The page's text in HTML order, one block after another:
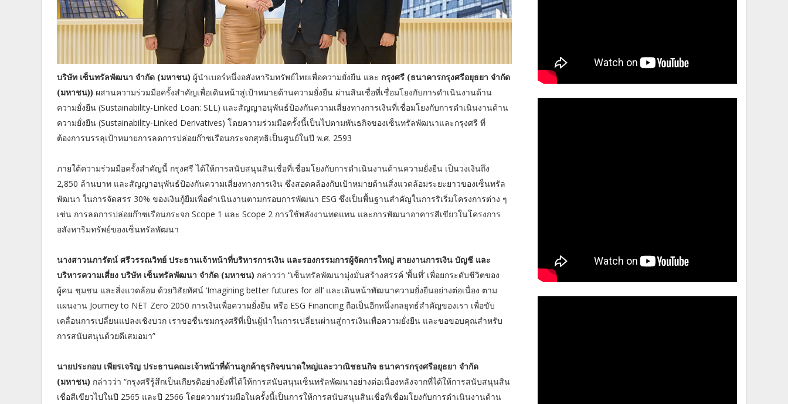
บริษัท เซ็นทรัลพัฒนา จำกัด (มหาชน) ผู้นำเบอร์หนึ่งอสังหาริมทรัพย์ไทยเพื่อความยั่งยืน และ กรุงศรี (ธนาคารกรุงศรีอยุธยา จำกัด
(มหาชน)) ผสานความร่วมมือครั้งสำคัญเพื่อเดินหน้าสู่เป้าหมายด้านความยั่งยืน ผ่านสินเชื่อที่เชื่อมโยงกับการดำเนินงานด้าน
ความยั่งยืน (Sustainability-Linked Loan: SLL) และสัญญาอนุพันธ์ป้องกันความเสี่ยงทางการเงินที่เชื่อมโยงกับการดำเนินงานด้าน
ความยั่งยืน (Sustainability-Linked Derivatives) โดยความร่วมมือครั้งนี้เป็นไปตามพันธกิจของเซ็นทรัลพัฒนาและกรุงศรี ที่
ต้องการบรรลุเป้าหมายการลดการปล่อยก๊าซเรือนกระจกสุทธิเป็นศูนย์ในปี พ.ศ. 2593
ภายใต้ความร่วมมือครั้งสำคัญนี้ กรุงศรี ได้ให้การสนับสนุนสินเชื่อที่เชื่อมโยงกับการดำเนินงานด้านความยั่งยืน เป็นวงเงินถึง
2,850 ล้านบาท และสัญญาอนุพันธ์ป้องกันความเสี่ยงทางการเงิน ซึ่งสอดคล้องกับเป้าหมายด้านสิ่งแวดล้อมระยะยาวของเซ็นทรัล
พัฒนา ในการจัดสรร 30% ของเงินกู้ยืมเพื่อดำเนินงานตามกรอบการพัฒนา ESG ซึ่งเป็นพื้นฐานสำคัญในการริเริ่มโครงการต่าง ๆ
เช่น การลดการปล่อยก๊าซเรือนกระจก Scope 1 และ Scope 2 การใช้พลังงานทดแทน และการพัฒนาอาคารสีเขียวในโครงการ
อสังหาริมทรัพย์ของเซ็นทรัลพัฒนา
นางสาวนภารัตน์ ศรีวรรณวิทย์ ประธานเจ้าหน้าที่บริหารการเงิน และรองกรรมการผู้จัดการใหญ่ สายงานการเงิน บัญชี และ
บริหารความเสี่ยง บริษัท เซ็นทรัลพัฒนา จำกัด (มหาชน) กล่าวว่า “เซ็นทรัลพัฒนามุ่งมั่นสร้างสรรค์ ‘พื้นที่’ เพื่อยกระดับชีวิตของ
ผู้คน ชุมชน และสิ่งแวดล้อม ด้วยวิสัยทัศน์ ‘Imagining better futures for all’ และเดินหน้าพัฒนาความยั่งยืนอย่างต่อเนื่อง ตาม
แผนงาน Journey to NET Zero 2050 การเงินเพื่อความยั่งยืน หรือ ESG Financing ถือเป็นอีกหนึ่งกลยุทธ์สำคัญของเรา เพื่อขับ
เคลื่อนการเปลี่ยนแปลงเชิงบวก เราขอชื่นชมกรุงศรีที่เป็นผู้นำในการเปลี่ยนผ่านสู่การเงินเพื่อความยั่งยืน และขอขอบคุณสำหรับ
การสนับสนุนด้วยดีเสมอมา”
นายประกอบ เพียรเจริญ ประธานคณะเจ้าหน้าที่ด้านลูกค้าธุรกิจขนาดใหญ่และวาณิชธนกิจ ธนาคารกรุงศรีอยุธยา จำกัด
(มหาชน) กล่าวว่า “กรุงศรีรู้สึกเป็นเกียรติอย่างยิ่งที่ได้ให้การสนับสนุนเซ็นทรัลพัฒนาอย่างต่อเนื่องหลังจากที่ได้ให้การสนับสนุนสิน
เชื่อสีเขียวไปในปี 2565 และปี 2566 โดยความร่วมมือในครั้งนี้เป็นการให้การสนับสนุนสินเชื่อที่เชื่อมโยงกับการดำเนินงานด้าน